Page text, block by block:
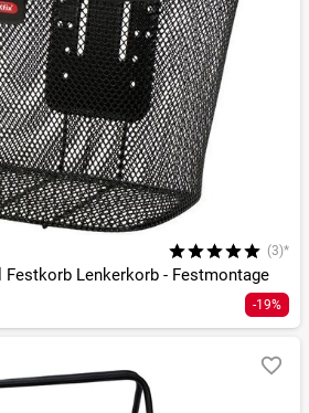
(3)*
Festkorb Lenkerkorb - Festmontage
-19%